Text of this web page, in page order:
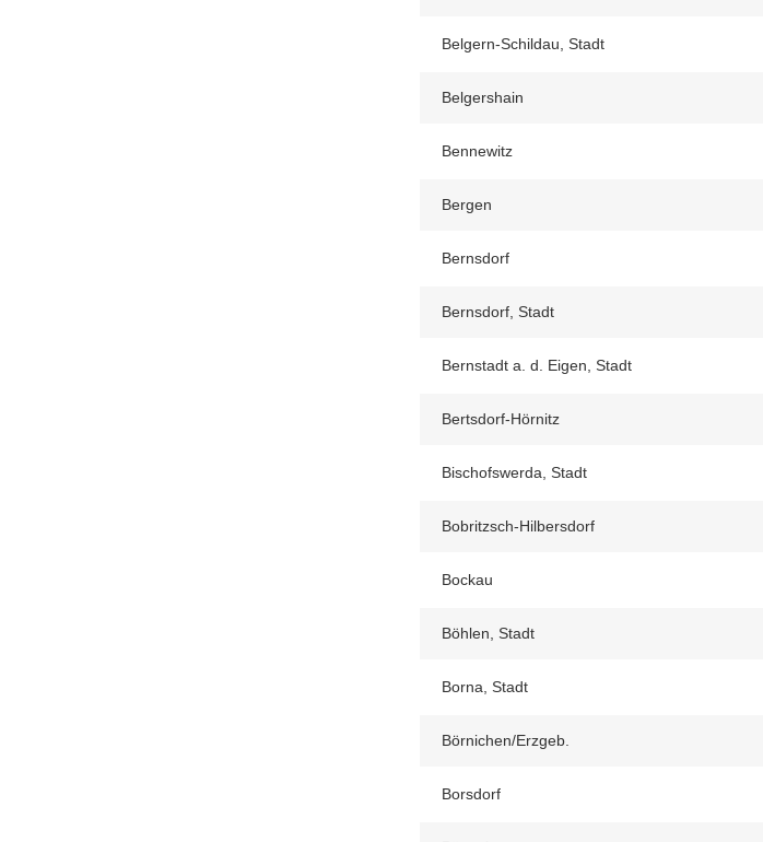
Belgern-Schildau, Stadt
Belgershain
Bennewitz
Bergen
Bernsdorf
Bernsdorf, Stadt
Bernstadt a. d. Eigen, Stadt
Bertsdorf-Hörnitz
Bischofswerda, Stadt
Bobritzsch-Hilbersdorf
Bockau
Böhlen, Stadt
Borna, Stadt
Börnichen/Erzgeb.
Borsdorf